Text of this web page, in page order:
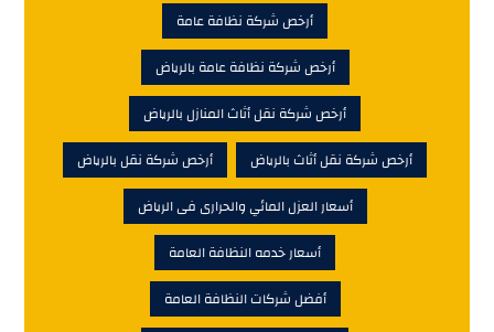
أرخص شركة نظافة عامة
أرخص شركة نظافة عامة بالرياض
أرخص شركة نقل أثاث المنازل بالرياض
أرخص شركة نقل أثاث بالرياض
أرخص شركة نقل بالرياض
أسعار العزل المائي والحرارى فى الرياض
أسعار خدمه النظافة العامة
أفضل شركات النظافة العامة